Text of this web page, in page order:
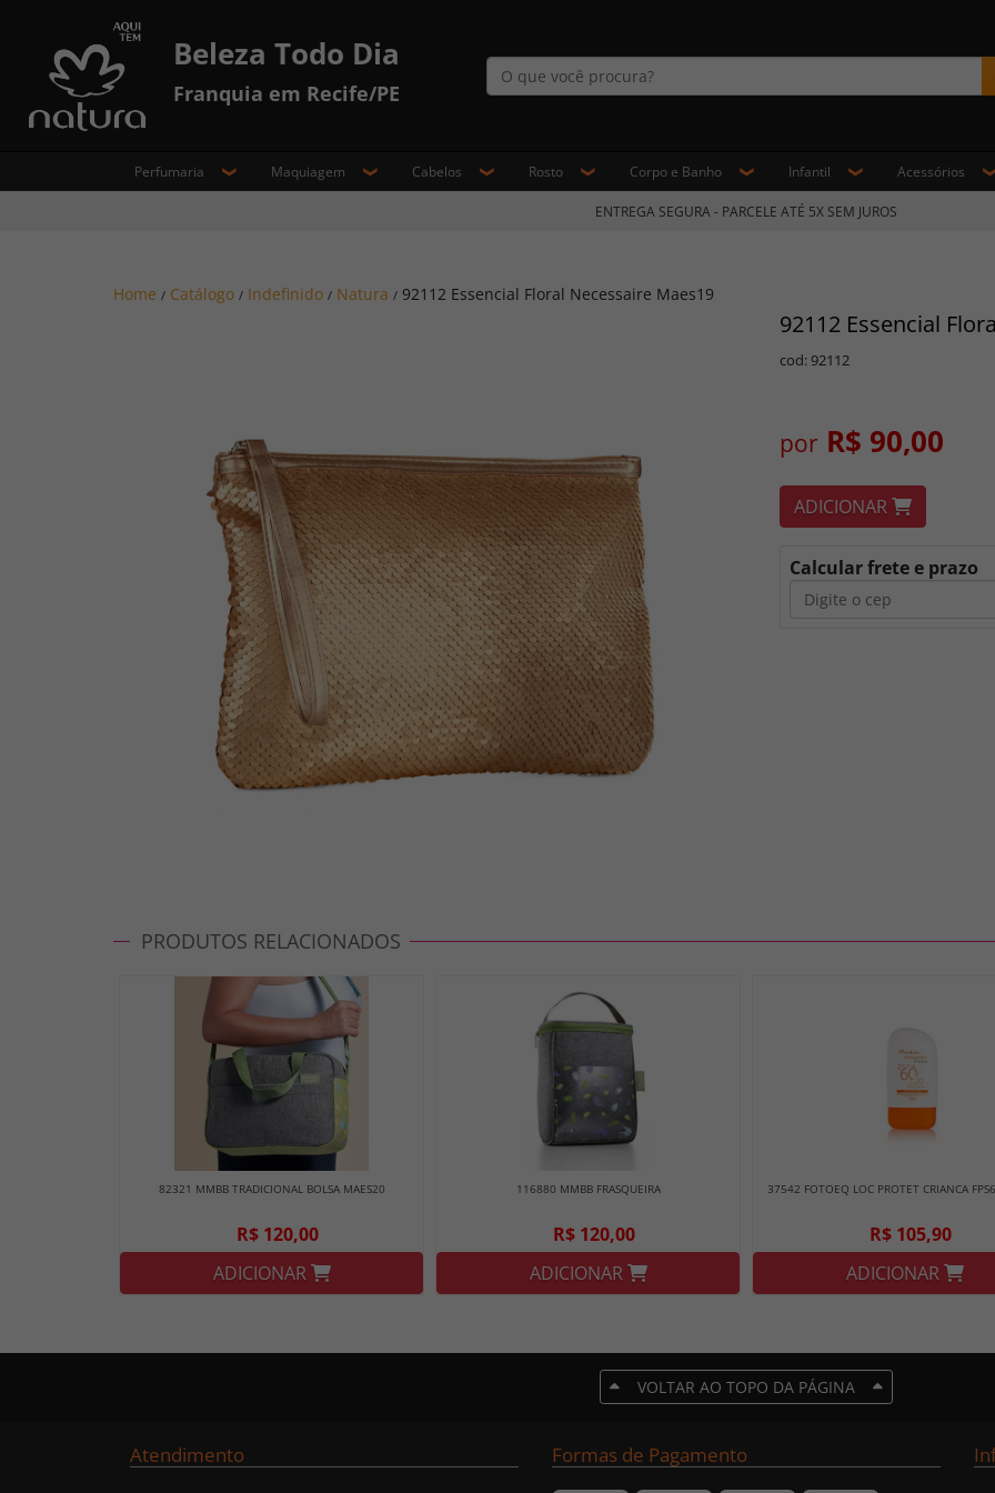
Beleza Todo Dia
Franquia em Recife/PE
Perfumaria Maquiagem Cabelos Rosto Corpo e Banho Infantil Acessórios
ENTREGA SEGURA - PARCELE ATÉ 5X SEM JUROS
Home / Catálogo / Indefinido / Natura / 92112 Essencial Floral Necessaire Maes19
92112 Essencial
cod: 92112
por R$ 90,00
ADICIONAR
Calcular frete e prazo
PRODUTOS RELACIONADOS
82321 MMBB TRADICIONAL BOLSA MAES20
R$ 120,00
ADICIONAR
116880 MMBB FRASQUEIRA
R$ 120,00
ADICIONAR
37542 FOTOEQ LOC PROTET CRIANCA
R$ 105,90
ADICIONAR
VOLTAR AO TOPO DA PÁGINA
Atendimento Formas de Pagamento